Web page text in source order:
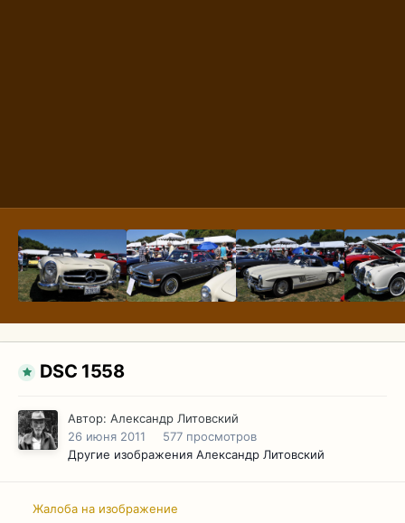
DSC 1558
Автор: Александр Литовский
26 июня 2011
577 просмотров
Другие изображения Александр Литовский
Жалоба на изображение